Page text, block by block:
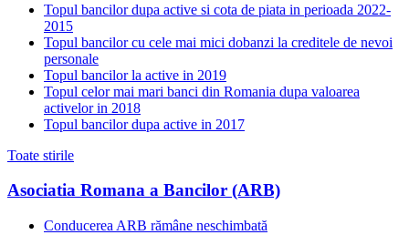
Topul bancilor dupa active si cota de piata in perioada 2022-
2015
Topul bancilor cu cele mai mici dobanzi la creditele de nevoi
personale
Topul bancilor la active in 2019
Topul celor mai mari banci din Romania dupa valoarea
activelor in 2018
Topul bancilor dupa active in 2017
Toate stirile
Asociatia Romana a Bancilor (ARB)
Conducerea ARB rămâne neschimbată